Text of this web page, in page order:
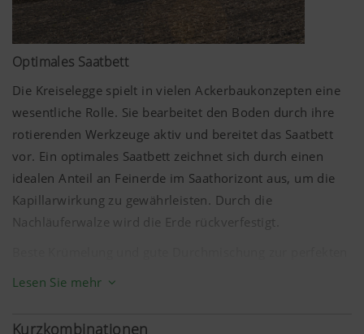
Optimales Saatbett
Die Kreiselegge spielt in vielen Ackerbaukonzepten eine
wesentliche Rolle. Sie bearbeitet den Boden durch ihre
rotierenden Werkzeuge aktiv und bereitet das Saatbett
vor. Ein optimales Saatbett zeichnet sich durch einen
idealen Anteil an Feinerde im Saathorizont aus, um die
Kapillarwirkung zu gewährleisten. Durch die
Nachläuferwalze wird die Erde rückverfestigt.
Saatbettaufbereitung sind die Vorzüge der PÖTTINGER
Lesen Sie mehr
Kurzkombinationen